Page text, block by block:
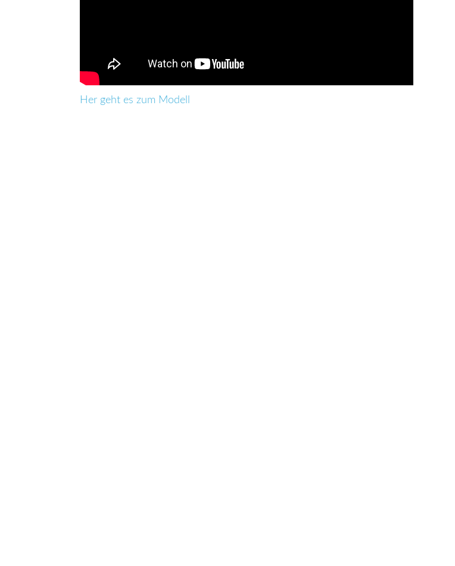
Her geht es zum Modell